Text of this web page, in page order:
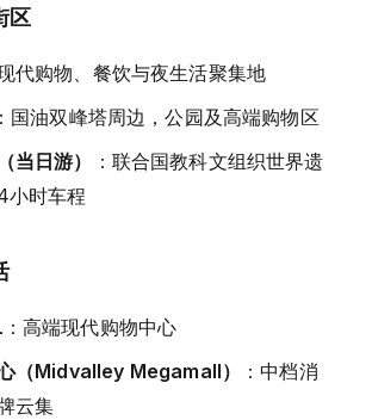
区
现代购物、餐饮与夜生活聚集地
国油双峰塔周边，公园及高端购物区
当日游）
：联合国教科文组织世界遗
小时车程
：高端现代购物中心
（Midvalley Megamall）
：中档消
云集